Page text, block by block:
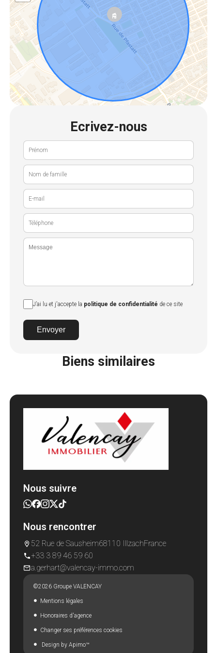
Ecrivez-nous
J’ai lu et j'accepte la politique de confidentialité de ce site
Envoyer
Biens similaires
Nous suivre
Nous rencontrer
52 Rue de Sausheim68110 IllzachFrance
+33 3 89 46 59 60
a.gerhart@valencay-immo.com
©2026 Groupe VALENCAY
Mentions légales
Honoraires d'agence
Changer ses préférences cookies
Design by Apimo™